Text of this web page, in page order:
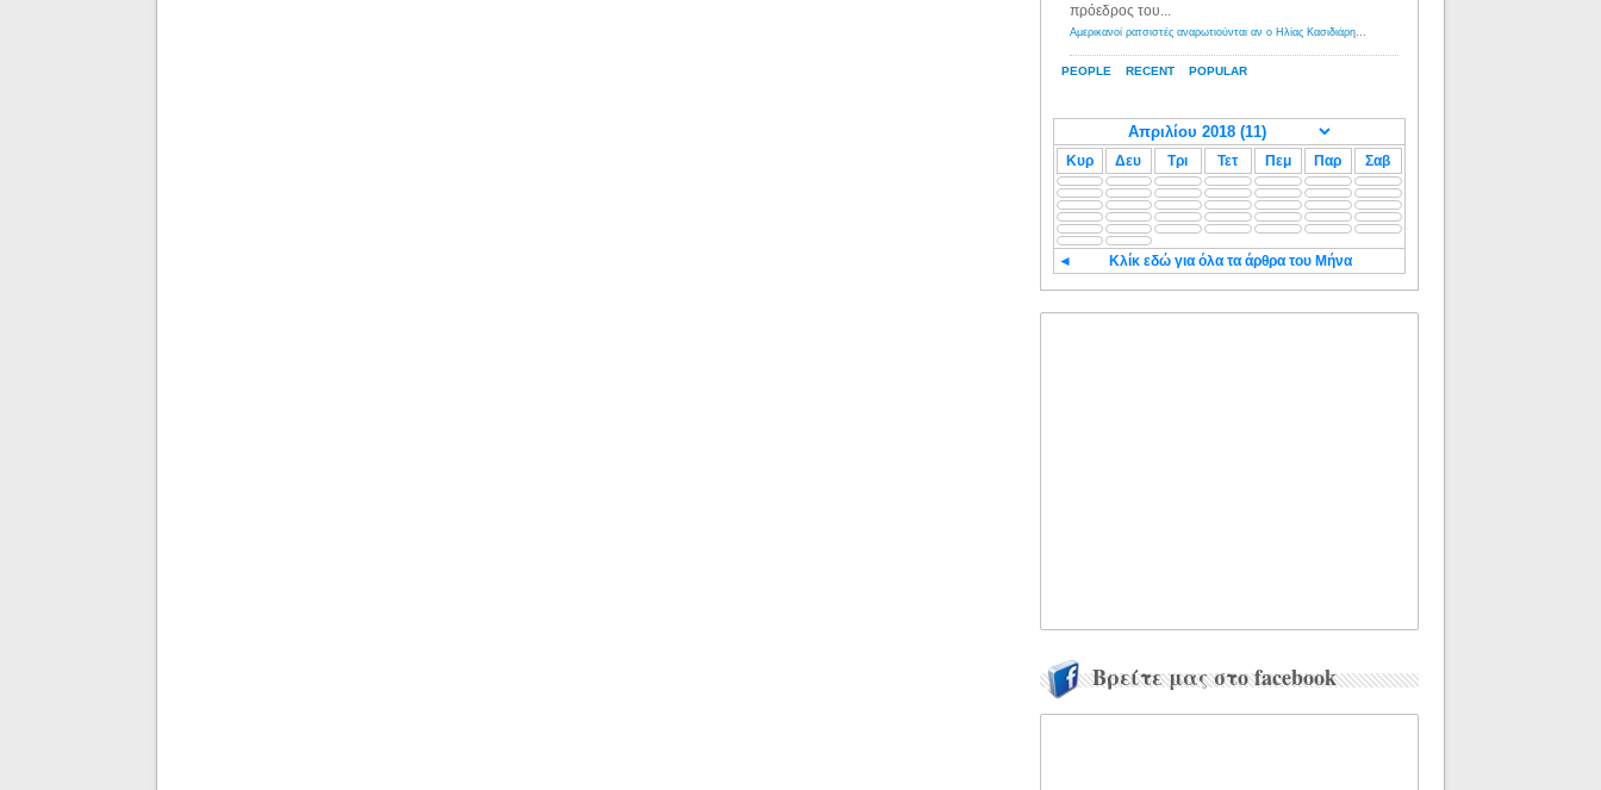
PEOPLE RECENT POPULAR
πρόεδρος του...
Αμερικανοί ρατσιστές αναρωτιούνται αν ο Ηλίας Κασιδιάρης ανήκει στη λευκή φυλή... - Λόγιος Ερμής
Κυρ Δευ Τρι Τετ Πεμ Παρ Σαβ
◄ Κλίκ εδώ για όλα τα άρθρα του Μήνα
Βρείτε μας στο facebook